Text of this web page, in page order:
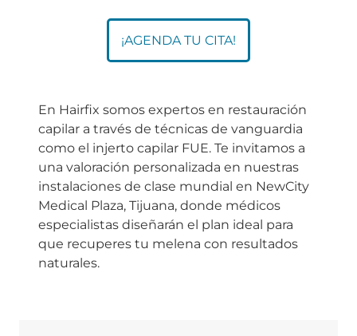
¡AGENDA TU CITA!
En Hairfix somos expertos en restauración
capilar a través de técnicas de vanguardia
como el injerto capilar FUE. Te invitamos a
una valoración personalizada en nuestras
instalaciones de clase mundial en NewCity
Medical Plaza, Tijuana, donde médicos
especialistas diseñarán el plan ideal para
que recuperes tu melena con resultados
naturales.